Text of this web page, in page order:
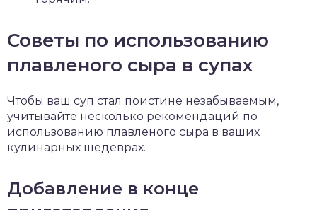
Советы по использованию
плавленого сыра в супах
Чтобы ваш суп стал поистине незабываемым,
учитывайте несколько рекомендаций по
использованию плавленого сыра в ваших
кулинарных шедеврах.
Добавление в конце